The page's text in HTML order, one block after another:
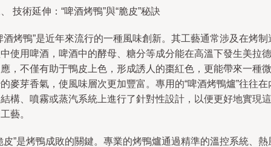
技術延伸：“啤酒烤鴨”與“脆皮”秘訣
酒烤鴨”是近年來流行的一種風味創新。其工藝通常涉及在烤制
使用啤酒，啤酒中的酵母、糖分等成分能在高溫下發生美拉德
，不僅有助于鴨皮上色，形成誘人的棗紅色，更能帶來一種微
麥芽香氣，使風味層次更加豐富。專用的“啤酒烤鴨爐”往往在
構、噴霧或蒸汽系統上進行了針對性設計，以便更好地實現這
藝。
皮”是烤鴨成敗的關鍵。專業的烤鴨爐通過精準的溫控系統、熱